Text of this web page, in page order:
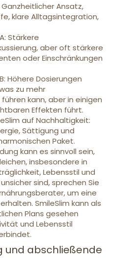
Ansatz,
klare Alltagsintegration,
Stärkere
aber oft stärkere
oder Einschränkungen
Höhere Dosierungen
zu mehr
kann, aber in einigen
Effekten führt.
auf Nachhaltigkeit:
Sättigung und
Paket.
kann es sinnvoll sein,
insbesondere in
Lebensstil und
sind, sprechen Sie
um eine
SmileSlim kann als
Plans gesehen
und Lebensstil
und abschließende